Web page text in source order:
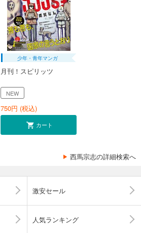
少年・青年マンガ
月刊！スピリッツ
NEW
750円 (税込)
カート
西馬宗志の詳細検索へ
激安セール
人気ランキング